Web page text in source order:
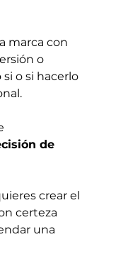
marca con
o
o si hacerlo
de
crear el
certeza
una